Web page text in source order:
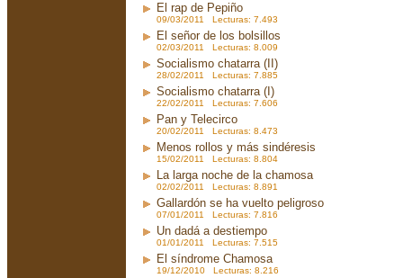
El rap de Pepiño
09/03/2011 Lecturas: 7.493
El señor de los bolsillos
02/03/2011 Lecturas: 8.009
Socialismo chatarra (II)
28/02/2011 Lecturas: 7.885
Socialismo chatarra (I)
22/02/2011 Lecturas: 7.606
Pan y Telecirco
20/02/2011 Lecturas: 8.473
Menos rollos y más sindéresis
15/02/2011 Lecturas: 8.804
La larga noche de la chamosa
02/02/2011 Lecturas: 8.891
Gallardón se ha vuelto peligroso
07/01/2011 Lecturas: 7.816
Un dadá a destiempo
01/01/2011 Lecturas: 7.515
El síndrome Chamosa
19/12/2010 Lecturas: 8.216